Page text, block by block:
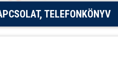
TELEFONKÖNYV